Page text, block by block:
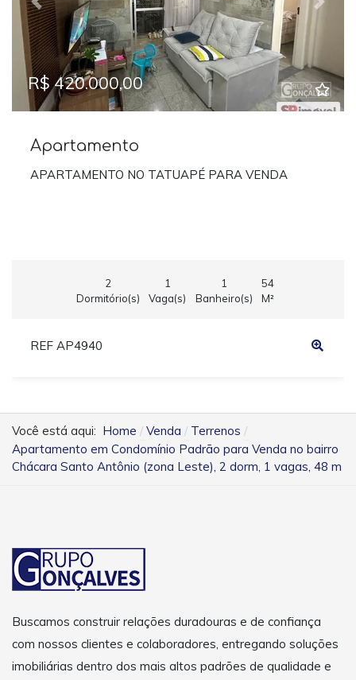
Previous Next
R$ 420.000,00
Apartamento
APARTAMENTO NO TATUAPÉ PARA VENDA
2
Dormitório(s)
1
Vaga(s)
1
Banheiro(s)
54
M²
REF AP4940
Você está aqui: Home Venda
Terrenos
Apartamento em Condomínio Padrão para Venda no bairro
Chácara Santo Antônio (zona Leste), 2 dorm, 1 vagas, 48 m
Buscamos construir relações duradouras e de confiança
com nossos clientes e colaboradores, entregando soluções
imobiliárias dentro dos mais altos padrões de qualidade e